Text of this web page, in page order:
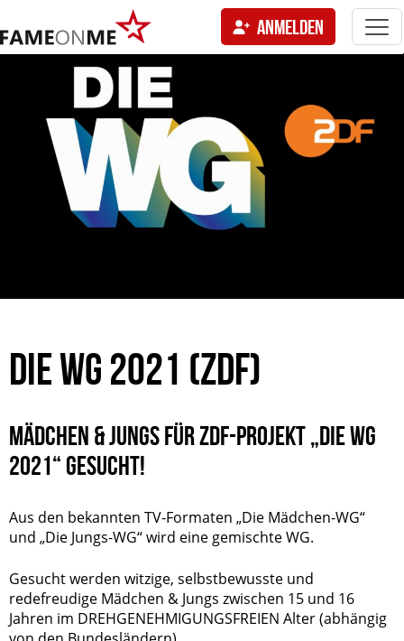
ANMELDEN
DIE WG 2021 (ZDF)
MÄDCHEN & JUNGS FÜR ZDF-PROJEKT „DIE WG
2021“ GESUCHT!
Aus den bekannten TV-Formaten „Die Mädchen-WG“
und „Die Jungs-WG“ wird eine gemischte WG.
Gesucht werden witzige, selbstbewusste und
redefreudige Mädchen & Jungs zwischen 15 und 16
Jahren im DREHGENEHMIGUNGSFREIEN Alter (abhängig